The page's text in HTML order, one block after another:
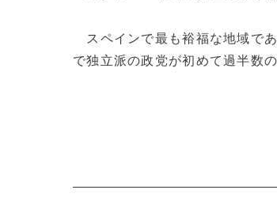
スペインで最も裕福な地域で
で独立派の政党が初めて過半数